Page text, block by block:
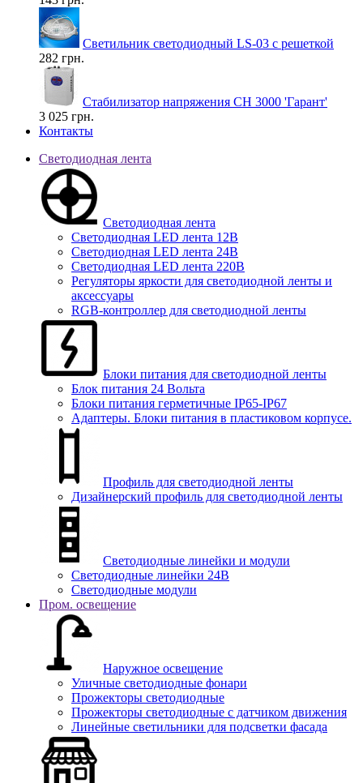
Светильник светодиодный LS-03 с решеткой
282 грн.
Стабилизатор напряжения СН 3000 'Гарант'
3 025 грн.
Контакты
Светодиодная лента
Светодиодная лента
Светодиодная LED лента 12В
Светодиодная LED лента 24В
Светодиодная LED лента 220В
Регуляторы яркости для светодиодной ленты и
аксессуары
RGB-контроллер для светодиодной ленты
Блоки питания для светодиодной ленты
Блок питания 24 Вольта
Блоки питания герметичные IP65-IP67
Адаптеры. Блоки питания в пластиковом корпусе.
Профиль для светодиодной ленты
Дизайнерский профиль для светодиодной ленты
Светодиодные линейки и модули
Светодиодные линейки 24В
Светодиодные модули
Пром. освещение
Наружное освещение
Уличные светодиодные фонари
Прожекторы светодиодные
Прожекторы светодиодные с датчиком движения
Линейные светильники для подсветки фасада